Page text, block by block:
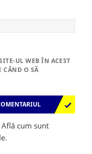
UL WEB ÎN ACEST
CÂND O SĂ
Află cum sunt
.